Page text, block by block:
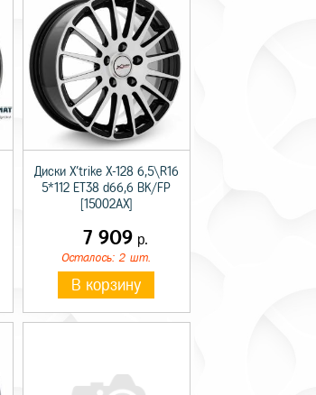
Диски X'trike X-128 6,5\R16
5*112 ET38 d66,6 BK/FP
[15002AX]
7 909р.
Осталось: 2 шт.
В корзину